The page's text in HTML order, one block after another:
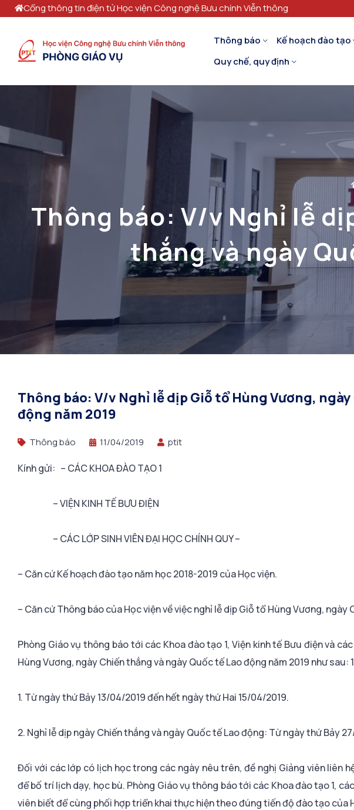
Cổng thông tin điện tử Học viện Công nghệ Bưu chính Viễn thông
Thông báo Kế hoạch đào tạo
Quy chế, quy định
Thông báo: V/v Nghỉ lễ
thắng và ngày
Thông báo: V/v Nghỉ lễ dịp Giỗ tổ Hùng Vương,
động năm 2019
Thông báo 11/04/2019 ptit
Kính gửi: – CÁC KHOA ĐÀO TẠO 1
– VIỆN KINH TẾ BƯU ĐIỆN
– CÁC LỚP SINH VIÊN ĐẠI HỌC CHÍNH QUY –
– Căn cứ Kế hoạch đào tạo năm học 2018-2019 của Học viện.
– Căn cứ Thông báo của Học viện về việc nghỉ lễ dịp Giỗ tổ Hùng Vương,
Phòng Giáo vụ thông báo tới các Khoa đào tạo 1, Viện kinh tế Bưu điện và
Hùng Vương, ngày Chiến thắng và ngày Quốc tế Lao động năm 2019 như sau:
1. Từ ngày thứ Bảy 13/04/2019 đến hết ngày thứ Hai 15/04/2019.
2. Nghỉ lễ dịp ngày Chiến thắng và ngày Quốc tế Lao động: Từ ngày thứ Bảy
Đối với các lớp có lịch học trong các ngày nêu trên, đề nghị Giảng viên liên
để bố trí lịch dạy, học bù. Phòng Giáo vụ thông báo tới các Khoa đào tạo 1,
viên biết để cùng phối hợp triển khai thực hiện theo đúng tiến độ đào tạo của